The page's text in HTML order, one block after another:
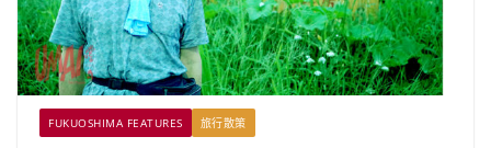
FUKUOSHIMA FEATURES 旅行散策